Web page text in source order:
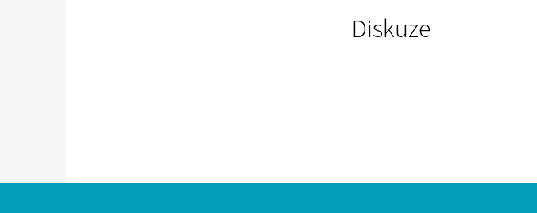
Diskuze